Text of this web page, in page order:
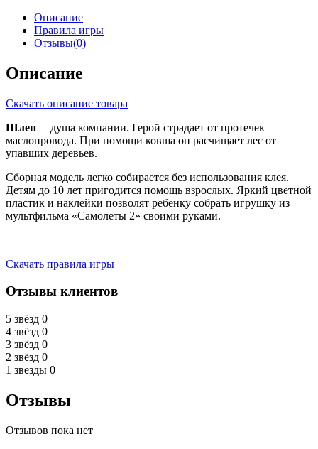
Описание
Правила игры
Отзывы(0)
Описание
Скачать описание товара
Шлеп – душа компании. Герой страдает от протечек
маслопровода. При помощи ковша он расчищает лес от
упавших деревьев.
Сборная модель легко собирается без использования клея.
Детям до 10 лет пригодится помощь взрослых. Яркий цветной
пластик и наклейки позволят ребенку собрать игрушку из
мультфильма «Самолеты 2» своими руками.
Скачать правила игры
Отзывы клиентов
5 звёзд 0
4 звёзд 0
3 звёзд 0
2 звёзд 0
1 звезды 0
Отзывы
Отзывов пока нет